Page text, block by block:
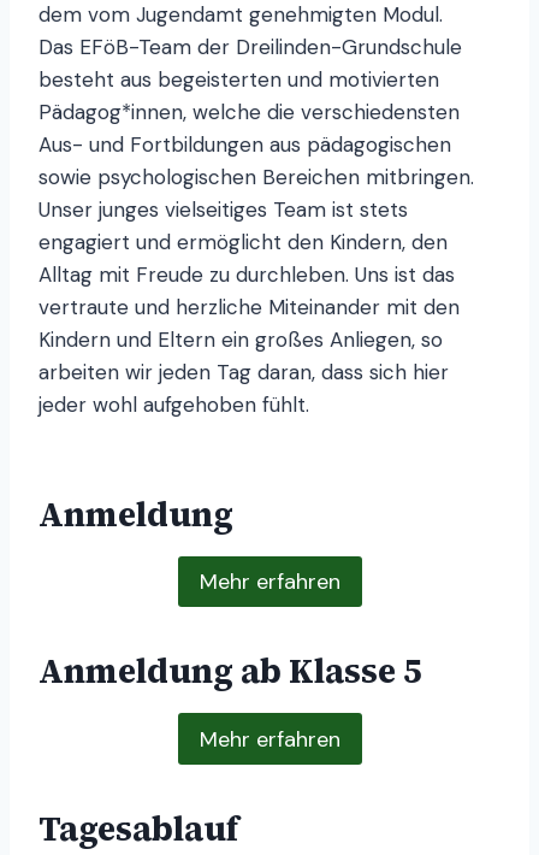
dem vom Jugendamt genehmigten Modul.
Das EFöB-Team der Dreilinden-Grundschule
besteht aus begeisterten und motivierten
Pädagog*innen, welche die verschiedensten
Aus- und Fortbildungen aus pädagogischen
sowie psychologischen Bereichen mitbringen.
Unser junges vielseitiges Team ist stets
engagiert und ermöglicht den Kindern, den
Alltag mit Freude zu durchleben. Uns ist das
vertraute und herzliche Miteinander mit den
Kindern und Eltern ein großes Anliegen, so
arbeiten wir jeden Tag daran, dass sich hier
jeder wohl aufgehoben fühlt.
Anmeldung
Mehr erfahren
Anmeldung ab Klasse 5
Mehr erfahren
Tagesablauf